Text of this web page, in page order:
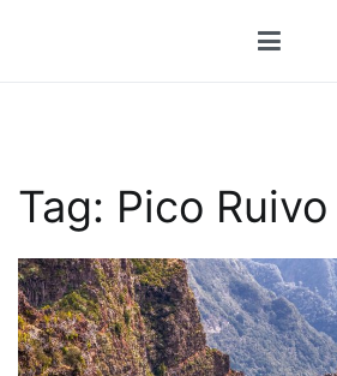
Tag: Pico Ruivo